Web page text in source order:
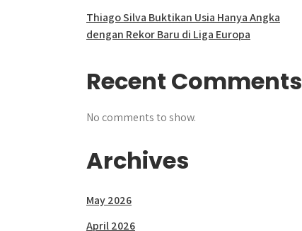
Thiago Silva Buktikan Usia Hanya Angka
dengan Rekor Baru di Liga Europa
Recent Comments
No comments to show.
Archives
May 2026
April 2026